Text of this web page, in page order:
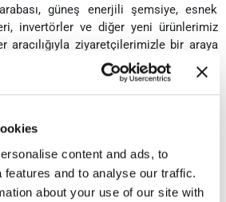
content and ads, to
features and to analyse our traffic.
about your use of our site with
güneş enerjili şemsiye, esnek
invertörler ve diğer yeni ürünlerimiz
aracılığıyla ziyaretçilerimizle bir araya
tanıtmak gerçekten çok keyif
hemen her organizasyonda aktif bir
edeceklerinin altını çizen Sarvan,
sürdüreceklerini kaydetti.